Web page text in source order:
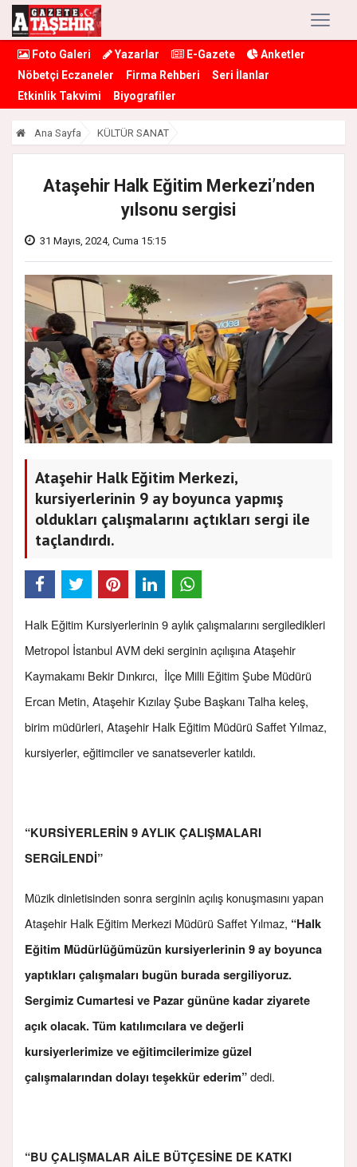
Foto Galeri Yazarlar E-Gazete
Anketler
Nöbetçi Eczaneler
Firma Rehberi
Seri İlanlar
Etkinlik Takvimi
Biyografiler
Ana Sayfa KÜLTÜR SANAT
Ataşehir Halk Eğitim Merkezi’nden
yılsonu sergisi
31 Mayıs, 2024, Cuma 15:15
Ataşehir Halk Eğitim Merkezi,
kursiyerlerinin 9 ay boyunca yapmış
oldukları çalışmalarını açtıkları sergi ile
taçlandırdı.
Halk Eğitim Kursiyerlerinin 9 aylık çalışmalarını sergiledikleri
Metropol İstanbul AVM deki serginin açılışına Ataşehir
Kaymakamı Bekir Dınkırcı, İlçe Milli Eğitim Şube Müdürü
Ercan Metin, Ataşehir Kızılay Şube Başkanı Talha keleş,
birim müdürleri, Ataşehir Halk Eğitim Müdürü Saffet Yılmaz,
kursiyerler, eğitimciler ve sanatseverler katıldı.
“KURSİYERLERİN 9 AYLIK ÇALIŞMALARI
SERGİLENDİ”
Müzik dinletisinden sonra serginin açılış konuşmasını yapan
Ataşehir Halk Eğitim Merkezi Müdürü Saffet Yılmaz, “Halk
Eğitim Müdürlüğümüzün kursiyerlerinin 9 ay boyunca
yaptıkları çalışmaları bugün burada sergiliyoruz.
Sergimiz Cumartesi ve Pazar gününe kadar ziyarete
açık olacak. Tüm katılımcılara ve değerli
kursiyerlerimize ve eğitimcilerimize güzel
çalışmalarından dolayı teşekkür ederim”dedi.
“BU ÇALIŞMALAR AİLE BÜTÇESİNE DE KATKI